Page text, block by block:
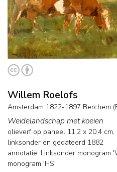
Willem Roelofs
Amsterdam 1822-1897 Berchem
Weidelandschap met koeien
olieverf op paneel 11,2 x 20,4
linksonder en gedateerd 1882
annotatie: Linksonder monogram
monogram 'HS'